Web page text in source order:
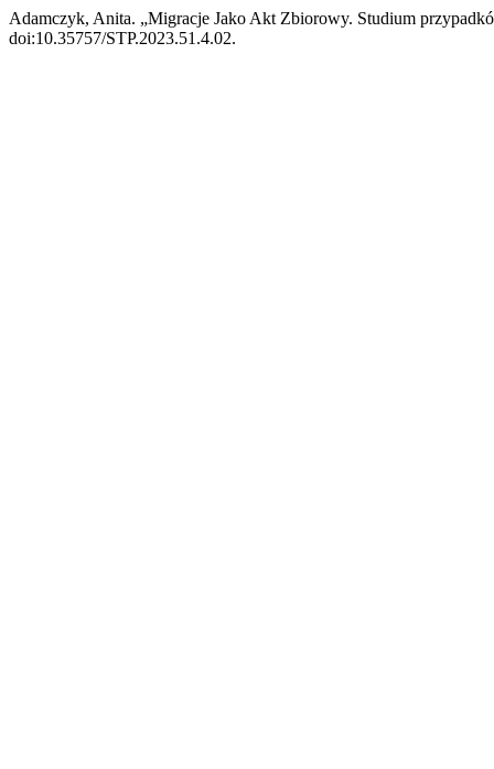
Adamczyk, Anita. „Migracje Jako Akt Zbiorowy. Studium
doi:10.35757/STP.2023.51.4.02.